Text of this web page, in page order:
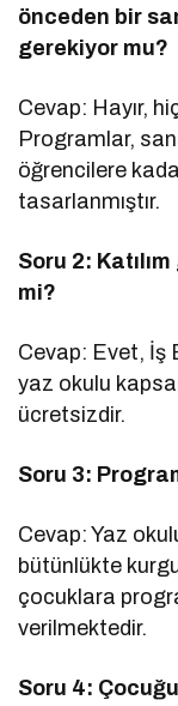
önceden bir
gerekiyor mu?
Cevap: Hayır,
Programlar,
öğrencilere
tasarlanmıştır.
Soru 2:
mi?
Cevap: Evet, İş
yaz okulu
ücretsizdir.
Soru 3:
Cevap: Yaz
bütünlükte
çocuklara
verilmektedir.
Soru 4: